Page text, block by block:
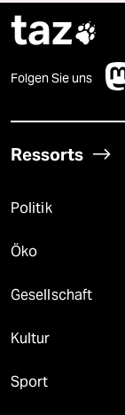
taz
Folgen Sie uns
Ressorts
Politik
Öko
Gesellschaft
Kultur
Sport